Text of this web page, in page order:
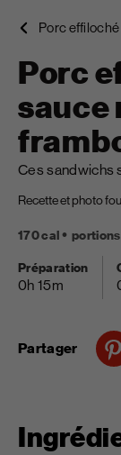
Porc
Porc
sauce
Ces sandwichs
Recette et photo
170 cal
portions
Préparation
0h 15m
Partager